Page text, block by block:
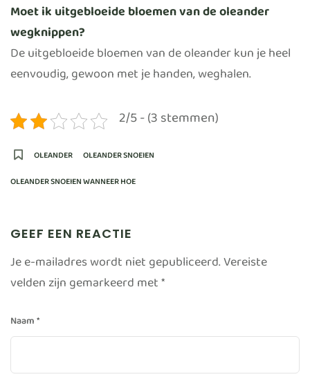
Moet ik uitgebloeide bloemen van de oleander
wegknippen?
De uitgebloeide bloemen van de oleander kun je heel
eenvoudig, gewoon met je handen, weghalen.
2/5 - (3 stemmen)
OLEANDER OLEANDER SNOEIEN
OLEANDER SNOEIEN WANNEER HOE
GEEF EEN REACTIE
Je e-mailadres wordt niet gepubliceerd.Vereiste
velden zijn gemarkeerd met*
Naam*